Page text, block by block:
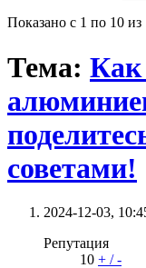
Показано с 1 по 10 из
Тема: Как
советами!
2024-12-03,
Репутация
10 + /-